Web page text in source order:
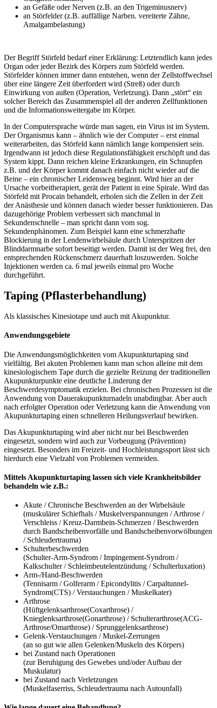
an Gefäße oder Nerven (z.B. an den Trigeminusnerv)
an Störfelder (z.B. auffällige Narben. vereiterte Zähne,
Amalgambelastung)
Der Begriff Störfeld bedarf einer Erklärung: Letztendlich kann jedes
Organ oder jeder Bezirk des Körpers zum Störfeld werden.
Störfelder können immer dann entstehen, wenn der Zellstoffwechsel
über eine längere Zeit überfordert wird (Streß) oder durch
Einwirkung von außen (Operation, Verletzung). Dann „stört“ ein
solcher Bereich das Zusammenspiel all der anderen Zellfunktionen
und die Informationsweitergabe im Körper.
In der Computersprache würde man sagen, ein Virus ist im System.
Der Organismus kann – ähnlich wie der Computer – erst einmal
weiterarbeiten, das Störfeld kann nämlich lange kompensiert sein.
Irgendwann ist jedoch diese Regulationsfähigkeit erschöpft und das
System kippt. Dann reichen kleine Erkrankungen, ein Schnupfen
z.B. und der Körper kommt danach einfach nicht wieder auf die
Beine – ein chronischer Leidensweg beginnt. Wird hier an der
Ursache vorbeitherapiert, gerät der Patient in eine Spirale. Wird das
Störfeld mit Procain behandelt, erholen sich die Zellen in der Zeit
der Anästhesie und können danach wieder besser funktionieren. Das
dazugehörige Problem verbessert sich manchmal in
Sekundenschnelle – man spricht dann vom sog.
Sekundenphänomen. Zum Beispiel kann eine schmerzhafte
Blockierung in der Lendenwirbelsäule durch Unterspritzen der
Blinddarmnarbe sofort beseitigt werden. Damit ist der Weg frei, den
entsprechenden Rückenschmerz dauerhaft loszuwerden. Solche
Injektionen werden ca. 6 mal jeweils einmal pro Woche
durchgeführt.
Taping (Pflasterbehandlung)
Als klassisches Kinesiotape und auch mit Akupunktur.
Anwendungsgebiete
Die Anwendungsmöglichkeiten vom Akupunkturtaping sind
vielfältig. Bei akuten Problemen kann man schon alleine mit dem
kinesiologischem Tape durch die gezielte Reizung der traditionellen
Akupunkturpunkte eine deutliche Linderung der
Beschwerdesymptomatik erzielen. Bei chronischen Prozessen ist die
Anwendung von Dauerakupunkturnadeln unabdingbar. Aber auch
nach erfolgter Operation oder Verletzung kann die Anwendung von
Akupunkturtaping einen schnelleren Heilungsverlauf bewirken.
Das Akupunkturtaping wird aber nicht nur bei Beschwerden
eingesetzt, sondern wird auch zur Vorbeugung (Prävention)
eingesetzt. Besonders im Freizeit- und Hochleistungssport lässt sich
hierdurch eine Vielzahl von Problemen vermeiden.
Mittels Akupunkturtaping lassen sich viele Krankheitsbilder
behandeln wie z.B.:
Akute / Chronische Beschwerden an der Wirbelsäule
(muskulärer Schiefhals / Muskelverspannungen / Arthrose /
Verschleiss / Kreuz-Darmbein-Schmerzen / Beschwerden
durch Bandscheibenvorfälle und Bandscheibenvorwölbungen
/ Schleudertrauma)
Schulterbeschwerden
(Schulter-Arm-Syndrom / Impingement-Syndrom /
Kalkschulter / Schleimbeutelentzündung / Schulterluxation)
Arm-/Hand-Beschwerden
(Tennisarm / Golferarm / Epicondylitis / Carpaltunnel-
Syndrom(CTS) / Verstauchungen / Muskelkater)
Arthrose
(Hüftgelenksarthrose(Coxarthrose) /
Knieglenksarthrose(Gonarthrose) / Schulterarthrose(ACG-
Arthrose/Omarthrose) / Sprunggelenksarthrose)
Gelenk-Verstauchungen / Muskel-Zerrungen
(an so gut wie allen Gelenken/Muskeln des Körpers)
bei Zustand nach Operationen
(zur Beruhigung des Gewebes und/oder Aufbau der
Muskulatur)
bei Zustand nach Verletzungen
(Muskelfaserriss, Schleudertrauma nach Autounfall)